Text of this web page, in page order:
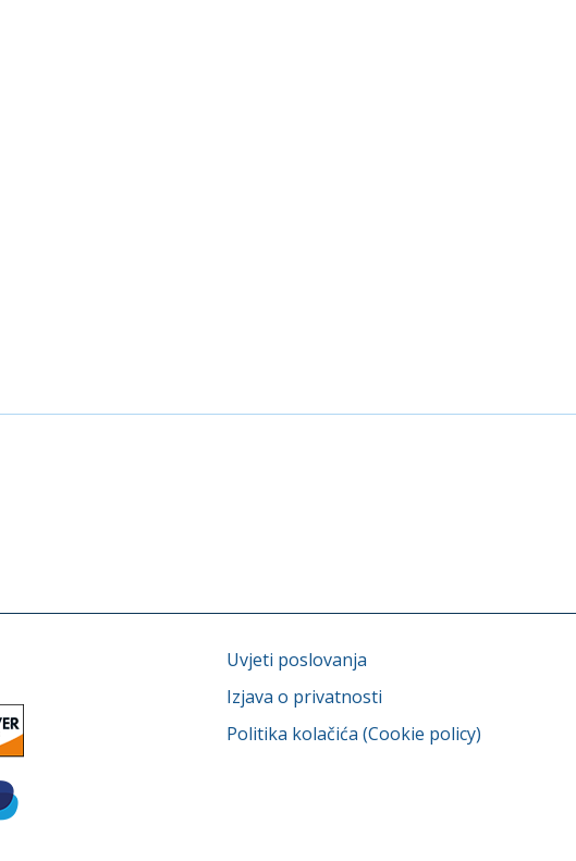
Uvjeti poslovanja
Izjava o privatnosti
Politika kolačića (Cookie policy)